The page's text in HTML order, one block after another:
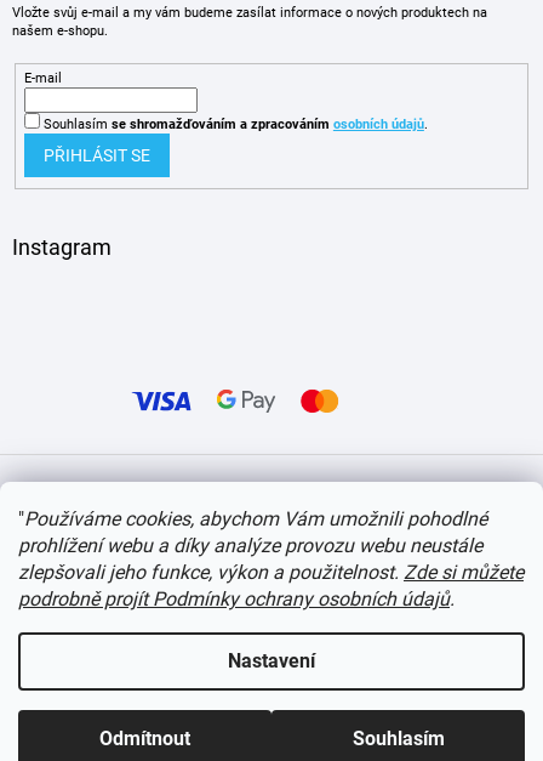
"Používáme cookies, abychom Vám umožnili pohodlné
prohlížení webu a díky analýze provozu webu neustále
zlepšovali jeho funkce, výkon a použitelnost. Zde si můžete
podrobně projít Podmínky ochrany osobních údajů.
Nastavení
Odmítnout Souhlasím
Vložte svůj e-mail a my vám budeme zasílat informace o nových produktech na
našem e-shopu.
E-mail
Souhlasím se shromažďováním a zpracováním osobních údajů.
PŘIHLÁSIT SE
Instagram
Copyright 2026 itvlaky.cz . Všechna práva vyhrazena. Upravit nastavení cookies